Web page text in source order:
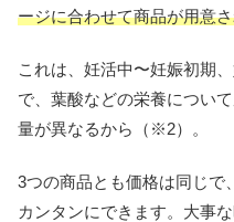
ージに合わせて商品が用意
これは、妊活中〜妊娠初期
で、葉酸などの栄養につい
量が異なるから（※2）。
3つの商品とも価格は同じで
カンタンにできます。大事